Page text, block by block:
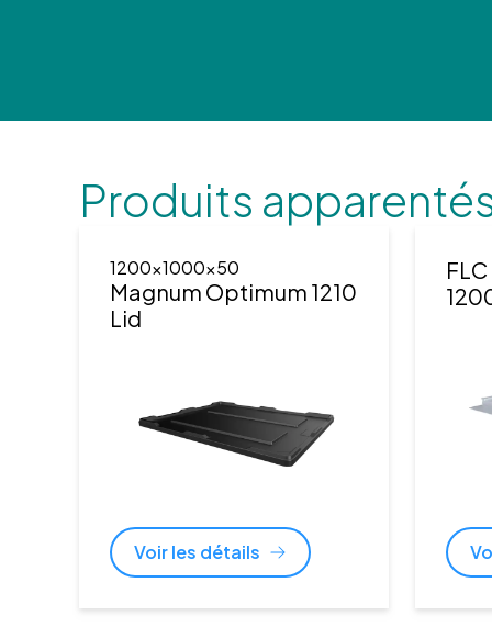
Produits
1200x1000x50
Magnum Optimum 1210
Lid
Voir les détails